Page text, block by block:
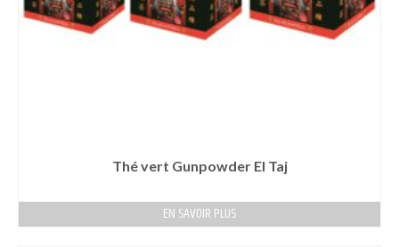
Thé vert Gunpowder El Taj
EN SAVOIR PLUS